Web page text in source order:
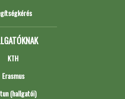
KTH
Erasmus
(hallgatói)